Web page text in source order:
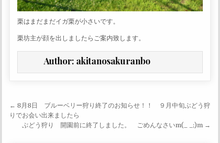
栗はまだまだイガ栗が小さいです。
栗坊主が顔を出しましたらご案内致します。
Author: akitanosakuranbo
投稿ナビゲーション
← 8月8日 ブルーベリー狩り終了のお知らせ！！ ９月中旬ぶどう狩
りでお会い出来ましたら
ぶどう狩り 開園前に終了しました。 ごめんなさいm(_ _;)m →